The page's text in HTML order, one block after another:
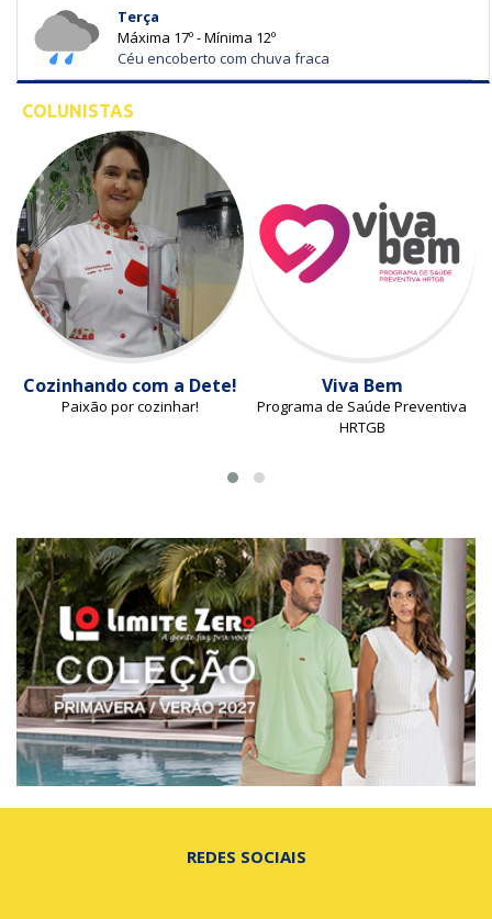
Terça
Máxima 17º - Mínima 12º
Céu encoberto com chuva fraca
COLUNISTAS
Cozinhando com a Dete!
Paixão por cozinhar!
Viva Bem
Programa de Saúde Preventiva
HRTGB
REDES SOCIAIS